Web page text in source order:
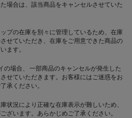
場合は、該当商品をキャンセルさせていた
プの在庫を別々に管理しているため、在庫
せていただき、在庫をご用意できた商品の
ます。
場合、 一部商品のキャンセルが発生した
せていただきます。お客様にはご迷惑をお
承ください。
状況により正確な在庫表示が難しいため、
ざいます。あらかじめご了承ください。